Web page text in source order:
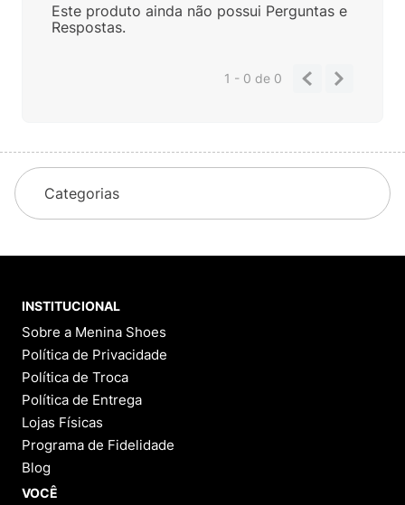
Este produto ainda não possui Perguntas e
Respostas.
1 - 0de 0
Categorias
INSTITUCIONAL
Sobre a Menina Shoes
Política de Privacidade
Política de Troca
Política de Entrega
Lojas Físicas
Programa de Fidelidade
Blog
VOCÊ